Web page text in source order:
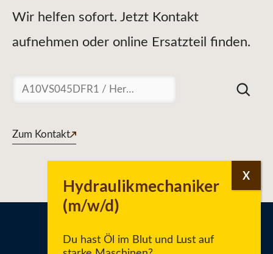
Wir helfen sofort. Jetzt Kontakt
aufnehmen oder online Ersatzteil finden.
Suchen
Zum Kontakt
Du hast Öl im Blut und Lust auf